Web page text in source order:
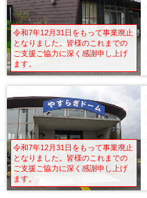
令和7年12月31日をもって事業廃止
となりました。皆様のこれまでの
ご支援ご協力に深く感謝申し上げ
ます。
令和7年12月31日をもって事業廃止
となりました。皆様のこれまでの
ご支援ご協力に深く感謝申し上げ
ます。